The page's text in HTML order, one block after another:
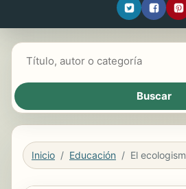
Inicio Educación El